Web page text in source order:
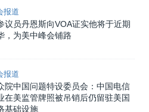
报道
议员丹恩斯向VOA证实他将于近期
，为美中峰会铺路
报道
院中国问题特设委员会：中国电信
在美监管牌照被吊销后仍留驻美国
基础设施